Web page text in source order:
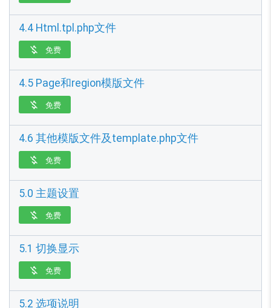
4.4 Html.tpl.php文件
 免费
4.5 Page和region模版文件
 免费
4.6 其他模版文件及template.php文件
 免费
5.0 主题设置
 免费
5.1 切换显示
 免费
5.2 选项说明